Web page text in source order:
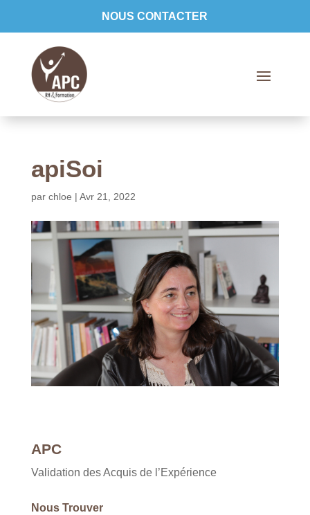
NOUS CONTACTER
apiSoi
par chloe | Avr 21, 2022
APC
Validation des Acquis de l’Expérience
Nous Trouver